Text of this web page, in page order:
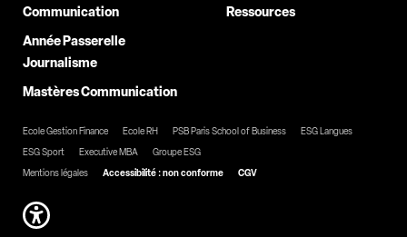
Communication
Année Passerelle
Journalisme
Mastères Communication
Ressources
Ecole Gestion Finance Ecole RH PSB Paris School of Business
ESG Langues
ESG Sport
Executive MBA
Groupe ESG
Mentions légales
Accessibilité : non conforme CGV